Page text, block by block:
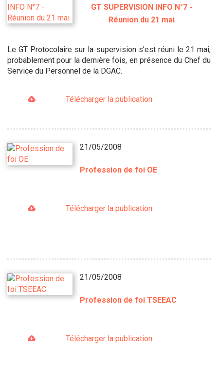
GT SUPERVISION INFO N°7 -
Réunion du 21 mai
Le GT Protocolaire sur la supervision s’est réuni le 21 mai,
probablement pour la dernière fois, en présence du Chef du
Service du Personnel de la DGAC.
Télécharger la publication
21/05/2008
Profession de foi OE
Télécharger la publication
21/05/2008
Profession de foi TSEEAC
Télécharger la publication